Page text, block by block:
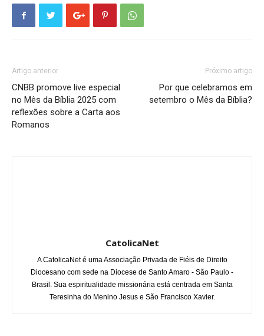
Artigo anterior
CNBB promove live especial
no Mês da Bíblia 2025 com
reflexões sobre a Carta aos
Romanos
Próximo artigo
Por que celebramos em
setembro o Mês da Bíblia?
CatolicaNet
A CatolicaNet é uma Associação Privada de Fiéis de Direito
Diocesano com sede na Diocese de Santo Amaro - São Paulo -
Brasil. Sua espiritualidade missionária está centrada em Santa
Teresinha do Menino Jesus e São Francisco Xavier.